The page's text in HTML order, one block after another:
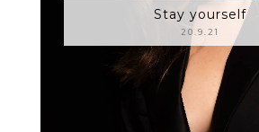
Stay yourself
20.9.21